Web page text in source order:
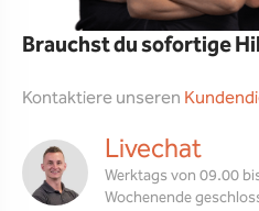
Brauchst du sofortige
Kontaktiere unseren
Livechat
Werktags von 09.00
Wochenende